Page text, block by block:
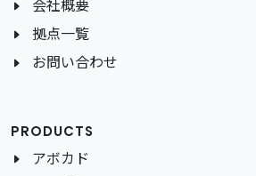
会社概要
拠点一覧
お問い合わせ
PRODUCTS
アボカド